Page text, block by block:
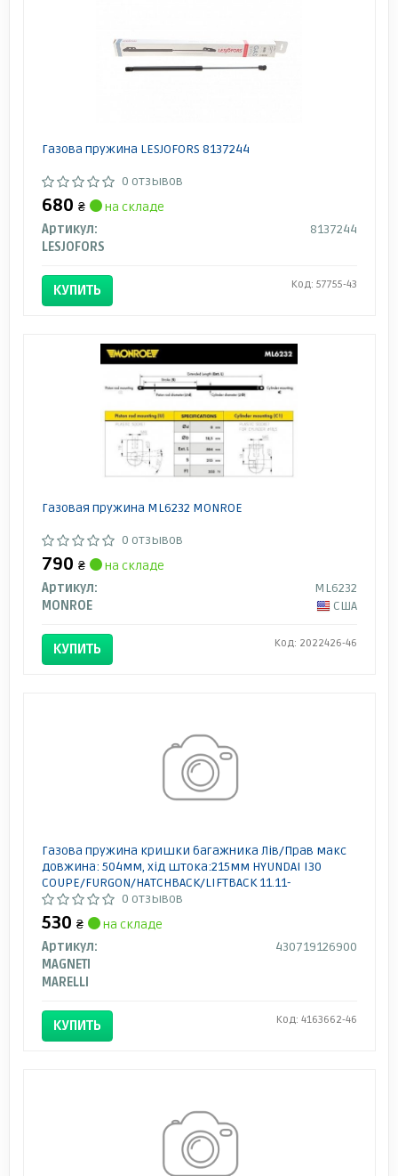
Газова пружина LESJOFORS 8137244
0 отзывов
680 ₴
на складе
Артикул:
8137244
LESJOFORS
КУПИТЬ Код: 57755-43
Газовая пружина ML6232 MONROE
0 отзывов
790 ₴
на складе
Артикул:
ML6232
MONROE
США
КУПИТЬ Код: 2022426-46
Газова пружина кришки багажника Лів/Прав макс
довжина: 504мм, хід штока:215мм HYUNDAI I30
COUPE/FURGON/HATCHBACK/LIFTBACK 11.11-
0 отзывов
530 ₴
на складе
Артикул:
430719126900
MAGNETI
MARELLI
КУПИТЬ Код: 4163662-46